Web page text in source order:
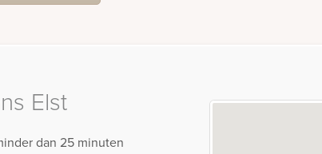
Elst
dan 25 minuten